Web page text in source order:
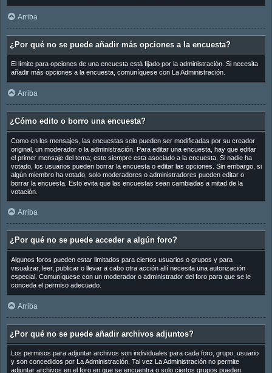
Arriba
¿Por qué no se puede añadir más opciones a la encuesta?
El límite para opciones de una encuesta está fijado por la administración. Si necesita
añadir más opciones a la encuesta, comuníquese con La Administración.
Arriba
¿Cómo edito o borro una encuesta?
Como en los mensajes, las encuestas solo pueden ser modificadas por su creador
original, un moderador o la administración. Para editar una encuesta, hay que editar
el primer mensaje del tema; este siempre esta asociado a la encuesta. Si nadie ha
votado, los usuarios pueden borrar la encuesta o editar las opciones. Sin embargo, si
algún miembro ha votado, solo moderadores o administradores pueden editar o
borrar la encuesta. Esto evita que las encuestas sean cambiadas a mitad de la
votación.
Arriba
¿Por qué no se puede acceder a algún foro?
Algunos foros pueden estar limitados para ciertos usuarios o grupos y para
visualizar, leer, publicar o llevar a cabo otra acción allí necesita una autorización
especial. Comuníquese con un moderador o administrador del foro para que se le
conceda el permiso adecuado.
Arriba
¿Por qué no se puede añadir archivos adjuntos?
Los permisos para adjuntar archivos son individuales para cada foro, grupo, usuario
y son concedidos por La Administración. Tal vez La Administración no permite
adjuntar archivos en el foro en que se encuentra o solo ciertos grupos pueden